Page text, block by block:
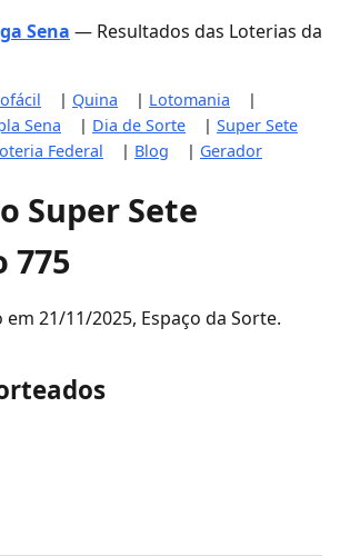
Sena — Resultados das Loterias da
| Quina | Lotomania
|
Sena | Dia de Sorte | Super Sete
Federal | Blog | Gerador
Super Sete
775
21/11/2025, Espaço da Sorte.